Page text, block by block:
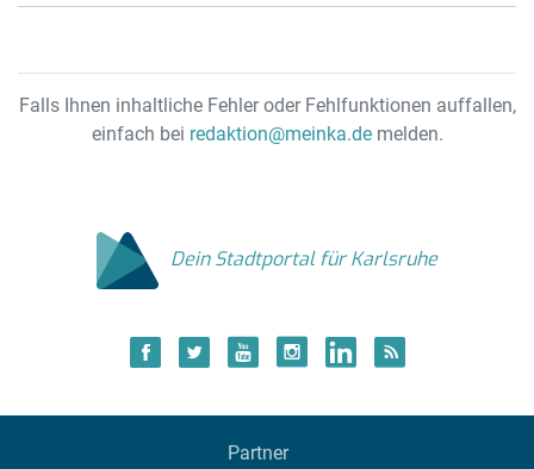
Falls Ihnen inhaltliche Fehler oder Fehlfunktionen auffallen,
einfach bei redaktion@meinka.demelden.
Dein Stadtportal für Karlsruhe
Partner